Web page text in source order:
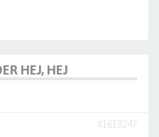
HEJ, HEJ
#1619247